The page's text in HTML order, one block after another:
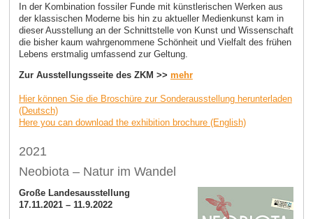
In der Kombination fossiler Funde mit künstlerischen Werken aus
der klassischen Moderne bis hin zu aktueller Medienkunst kam in
dieser Ausstellung an der Schnittstelle von Kunst und Wissenschaft
die bisher kaum wahrgenommene Schönheit und Vielfalt des frühen
Lebens erstmalig umfassend zur Geltung.
Zur Ausstellungsseite des ZKM >> mehr
Hier können Sie die Broschüre zur Sonderausstellung herunterladen
(Deutsch)
Here you can download the exhibition brochure (English)
2021
Neobiota – Natur im Wandel
Große Landesausstellung
17.11.2021 – 11.9.2022